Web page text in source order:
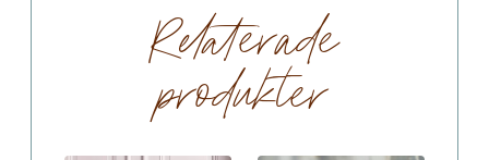
Relaterade
produkter